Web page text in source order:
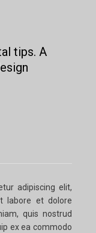
tips. A
adipiscing elit,
labore et dolore
quis nostrud
ex ea commodo